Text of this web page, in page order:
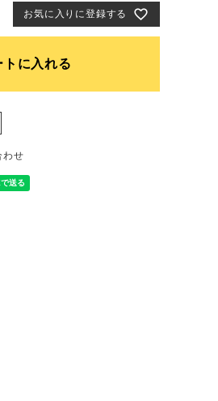
お気に入りに登録する
トに入れる
わせ